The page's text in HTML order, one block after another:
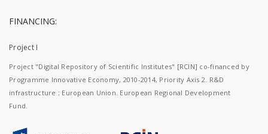
FINANCING:
Project I
Project "Digital Repository of Scientific Institutes" [RCIN] co-financed by
Programme Innovative Economy, 2010-2014, Priority Axis 2. R&D
infrastructure ; European Union. European Regional Development
Fund.